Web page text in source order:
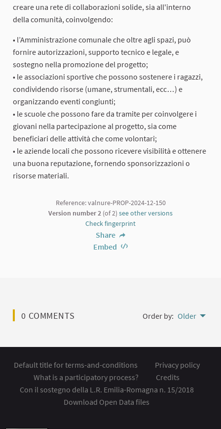
creare una rete di collaborazioni solide, sia all'interno
della comunità, coinvolgendo:
• l’Amministrazione comunale che oltre agli spazi, può
fornire autorizzazioni, supporto tecnico e legale, e
sostegno nella promozione del progetto;
• le associazioni sportive che possono sostenere i ragazzi,
condividendo risorse (umane, strumentali, ecc…) e
organizzando eventi congiunti;
• le scuole che possono fare da tramite per coinvolgere i
giovani nella partecipazione al progetto, sia come
beneficiari delle attività che come volontari;
• le aziende locali che possono ricevere visibilità e ottenere
una buona reputazione, fornendo sponsorizzazioni o
risorse materiali.
Reference: valnure-PROP-2024-12-150
Version number 2 (of 2) see other versions
Check fingerprint
Share
Embed
0 COMMENTS Order by: Older
Default title for terms-and-conditions
Privacy policy
What is a participatory process?
Credits
Con il sostegno della L.R. Emilia-Romagna n. 15/2018
Download Open Data files